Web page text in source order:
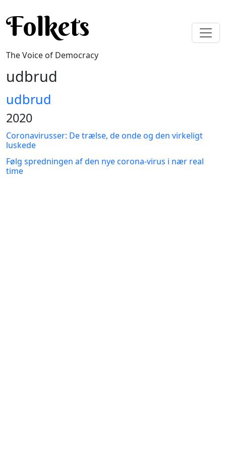
Folkets
The Voice of Democracy
udbrud
udbrud
2020
Coronavirusser: De trælse, de onde og den virkeligt
luskede
Følg spredningen af den nye corona-virus i nær real
time